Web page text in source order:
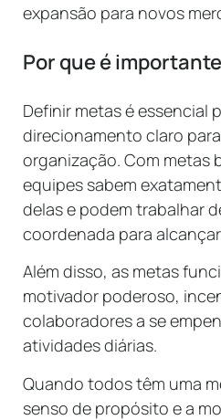
expansão para novos
Por que é
Definir metas é essencial
direcionamento claro
organização. Com metas
equipes sabem
delas e podem trabalhar
coordenada para
Além disso, as metas
motivador poderoso,
colaboradores a se
atividades diárias.
Quando todos têm uma
senso de propósito e a